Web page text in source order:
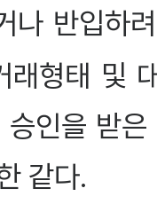
나 반입하
형태 및
인을 받
같다.